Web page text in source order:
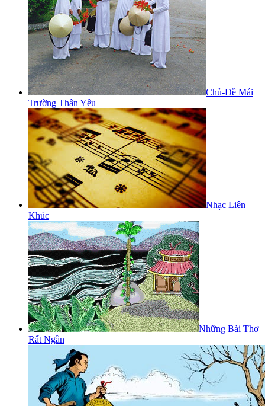
Chủ-Đề Mái
Trường Thân Yêu
Nhạc Liên
Khúc
Những Bài Thơ
Rất Ngắn